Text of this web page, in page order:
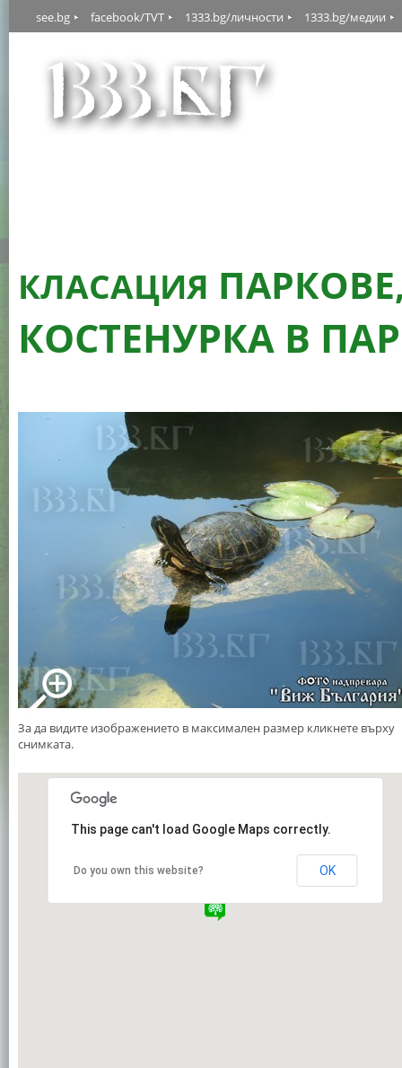
see.bg facebook/TVT 1333.bg/личности 1333.bg/медии
КЛАСАЦИЯ
КОСТЕНУРКА В
За да видите изображението в максимален размер кликнете върху
снимката.
This page can't load Google Maps correctly.
Do you own this website? OK